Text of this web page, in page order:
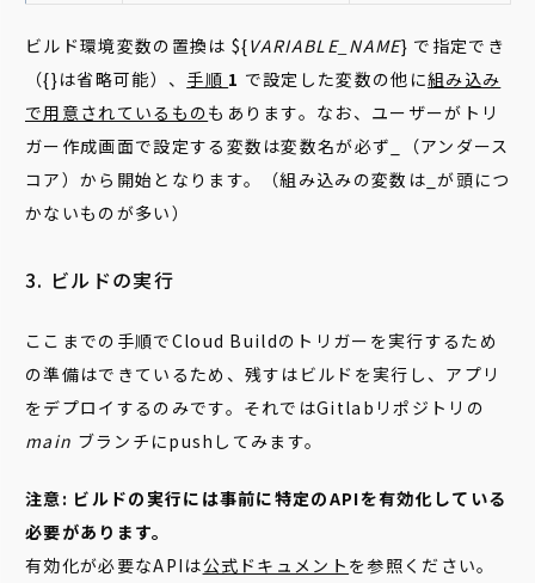
ビルド環境変数の置換は ${VARIABLE_NAME} で指定でき
（{}は省略可能）、 手順 1 で設定した変数の他に組み込み
で用意されているものもあります。なお、ユーザーがトリ
ガー作成画面で設定する変数は変数名が必ず_（アンダース
コア）から開始となります。（組み込みの変数は_が頭につ
かないものが多い）
3. ビルドの実行
ここまでの手順でCloud Buildのトリガーを実行するため
の準備はできているため、残すはビルドを実行し、アプリ
をデプロイするのみです。それではGitlabリポジトリの
main ブランチにpushしてみます。
注意: ビルドの実行には事前に特定のAPIを有効化している
必要があります。
有効化が必要なAPIは公式ドキュメント を参照ください。